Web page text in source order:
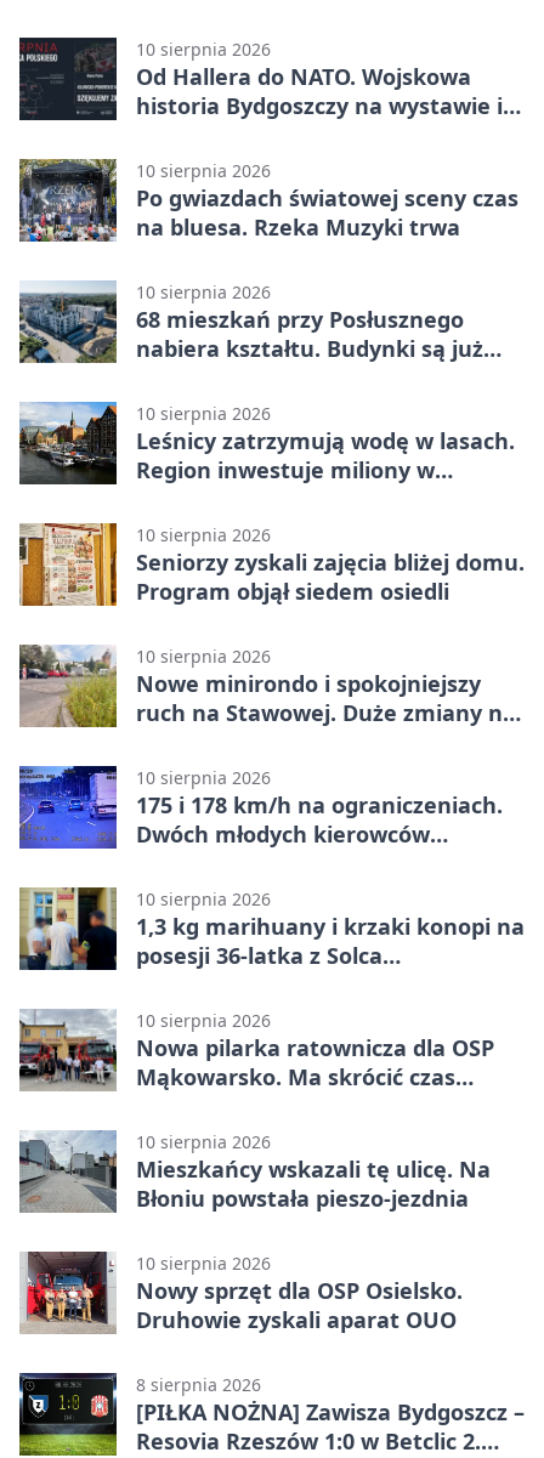
10 sierpnia 2026
Od Hallera do NATO. Wojskowa
historia Bydgoszczy na wystawie i
10 sierpnia 2026
Po gwiazdach światowej sceny czas
na bluesa. Rzeka Muzyki trwa
10 sierpnia 2026
68 mieszkań przy Posłusznego
nabiera kształtu. Budynki są już
10 sierpnia 2026
Leśnicy zatrzymują wodę w lasach.
Region inwestuje miliony w
10 sierpnia 2026
Seniorzy zyskali zajęcia bliżej domu.
Program objął siedem osiedli
10 sierpnia 2026
Nowe minirondo i spokojniejszy
ruch na Stawowej. Duże zmiany na
10 sierpnia 2026
175 i 178 km/h na ograniczeniach.
Dwóch młodych kierowców
10 sierpnia 2026
1,3 kg marihuany i krzaki konopi na
posesji 36-latka z Solca
10 sierpnia 2026
Nowa pilarka ratownicza dla OSP
Mąkowarsko. Ma skrócić czas
10 sierpnia 2026
Mieszkańcy wskazali tę ulicę. Na
Błoniu powstała pieszo-jezdnia
10 sierpnia 2026
Nowy sprzęt dla OSP Osielsko.
Druhowie zyskali aparat OUO
8 sierpnia 2026
[PIŁKA NOŻNA] Zawisza Bydgoszcz –
Resovia Rzeszów 1:0 w Betclic 2.